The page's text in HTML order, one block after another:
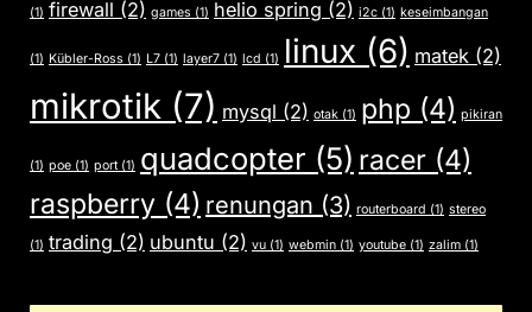
(1) firewall (2) games (1) helio spring (2) i2c (1) keseimbangan
(1) Kübler-Ross (1) L7 (1) layer7 (1) lcd (1) linux (6) matek (2)
mikrotik (7) mysql (2) otak (1) php (4) pikiran
(1) poe (1) port(1) quadcopter (5) racer (4)
raspberry (4) renungan (3) routerboard (1) stereo
(1) trading (2) ubuntu (2) vu (1) webmin (1) youtube (1) zalim (1)